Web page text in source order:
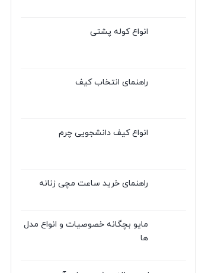
انواع کوله پشتی
راهنمای انتخاب کیف
انواع کیف دانشجویی چرم
راهنمای خرید ساعت مچی زنانه
مایو بچگانه خصوصیات و انواع مدل
ها